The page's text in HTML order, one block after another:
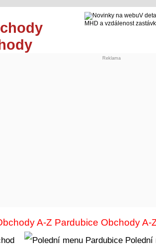
V
MHD a vzdálenost
Reklama
Obchody A-
Polední